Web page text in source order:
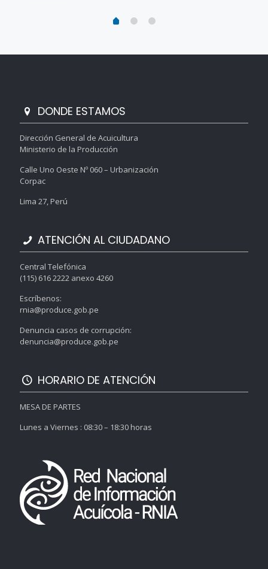
DONDE ESTAMOS
Dirección General de Acuicultura
Ministerio de la Producción
Calle Uno Oeste Nº 060 – Urbanización
Corpac
Lima 27, Perú
ATENCIÓN AL CIUDADANO
Central Telefónica
(115) 616 2222 anexo 4260
Escríbenos:
rnia@produce.gob.pe
Denuncia casos de corrupción:
denuncia@produce.gob.pe
HORARIO DE ATENCIÓN
MESA DE PARTES
Lunes a Viernes : 08:30 – 18:30 horas